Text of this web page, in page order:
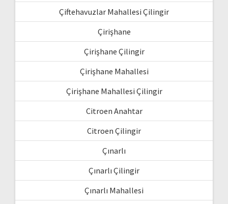
Çiftehavuzlar Mahallesi Çilingir
Çirişhane
Çirişhane Çilingir
Çirişhane Mahallesi
Çirişhane Mahallesi Çilingir
Citroen Anahtar
Citroen Çilingir
Çınarlı
Çınarlı Çilingir
Çınarlı Mahallesi